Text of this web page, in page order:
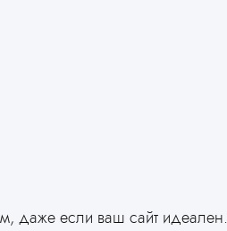
даже если ваш сайт идеален.